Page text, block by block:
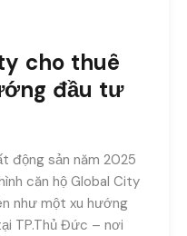
cho thuê
đầu tư
động sản năm 2025
căn hộ Global City
như một xu hướng
TP.Thủ Đức – nơi